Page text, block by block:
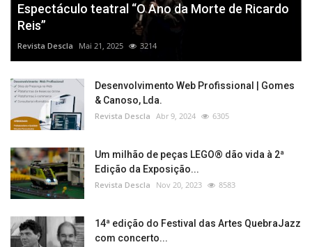
Espectáculo teatral “O Ano da Morte de Ricardo
Reis”
Revista Descla Mai 21, 2025 3214
Desenvolvimento Web Profissional | Gomes
& Canoso, Lda.
Revista Descla Abr 9, 2024 6305
Um milhão de peças LEGO® dão vida à 2ª
Edição da Exposição...
Revista Descla Nov 20, 2023 8583
14ª edição do Festival das Artes QuebraJazz
com concerto...